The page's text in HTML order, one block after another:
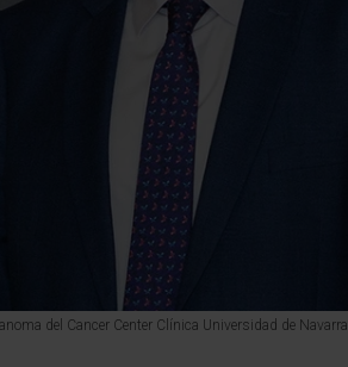
del Cancer Center Clínica Universidad de Navarra.